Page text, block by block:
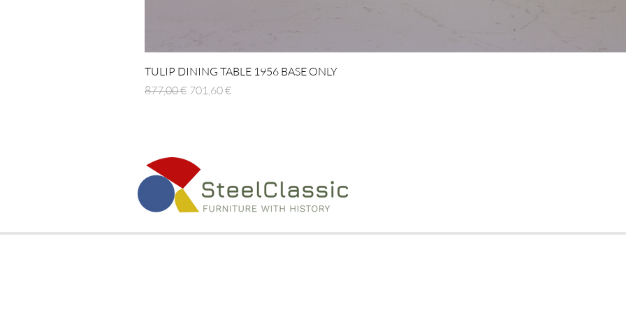
TULIP DINING TABLE 1956 BASE ONLY
Standardpreis
877,00 € Sale-Preis
701,60 €